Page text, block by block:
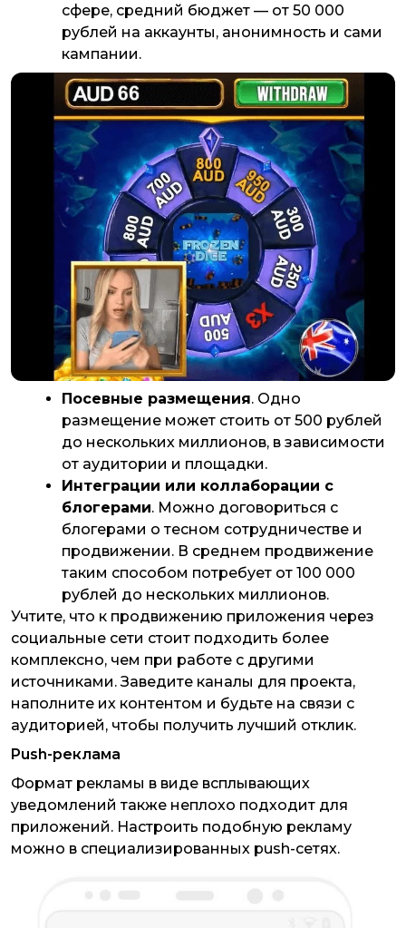
сфере, средний бюджет — от 50 000
рублей на аккаунты, анонимность и сами
кампании.
Посевные размещения. Одно
размещение может стоить от 500 рублей
до нескольких миллионов, в зависимости
от аудитории и площадки.
Интеграции или коллаборации с
блогерами. Можно договориться с
блогерами о тесном сотрудничестве и
продвижении. В среднем продвижение
таким способом потребует от 100 000
рублей до нескольких миллионов.
Учтите, что к продвижению приложения через
социальные сети стоит подходить более
комплексно, чем при работе с другими
источниками. Заведите каналы для проекта,
наполните их контентом и будьте на связи с
аудиторией, чтобы получить лучший отклик.
Push-реклама
Формат рекламы в виде всплывающих
уведомлений также неплохо подходит для
приложений. Настроить подобную рекламу
можно в специализированных push-сетях.